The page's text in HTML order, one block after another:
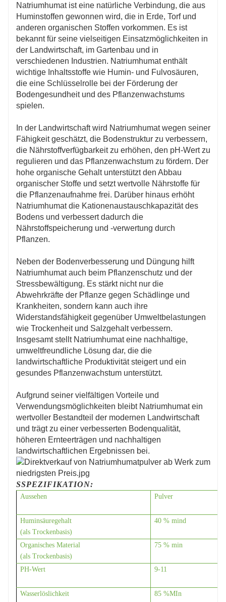
Kooperationsbeziehungen zwischen
Industrie, Universität und Forschung mit
dem Nanjing Institute of Soil Science, der
Chinesischen Akademie der
Wissenschaften, der Chinesischen
Akademie der Agrarwissenschaften, der
Zhejiang Academy of Agricultural Sciences
usw. aufgebaut.
Natriumhumat ist eine natürliche Verbindung, die aus
Huminstoffen gewonnen wird, die in Erde, Torf und
anderen organischen Stoffen vorkommen. Es ist
bekannt für seine vielseitigen Einsatzmöglichkeiten in
der Landwirtschaft, im Gartenbau und in
verschiedenen Industrien. Natriumhumat enthält
wichtige Inhaltsstoffe wie Humin- und Fulvosäuren,
die eine Schlüsselrolle bei der Förderung der
Bodengesundheit und des Pflanzenwachstums
spielen.
In der Landwirtschaft wird Natriumhumat wegen seiner
Fähigkeit geschätzt, die Bodenstruktur zu verbessern,
die Nährstoffverfügbarkeit zu erhöhen, den pH-Wert zu
regulieren und das Pflanzenwachstum zu fördern. Der
hohe organische Gehalt unterstützt den Abbau
organischer Stoffe und setzt wertvolle Nährstoffe für
die Pflanzenaufnahme frei. Darüber hinaus erhöht
Natriumhumat die Kationenaustauschkapazität des
Bodens und verbessert dadurch die
Nährstoffspeicherung und -verwertung durch
Pflanzen.
Neben der Bodenverbesserung und Düngung hilft
Natriumhumat auch beim Pflanzenschutz und der
Stressbewältigung. Es stärkt nicht nur die
Abwehrkräfte der Pflanze gegen Schädlinge und
Krankheiten, sondern kann auch ihre
Widerstandsfähigkeit gegenüber Umweltbelastungen
wie Trockenheit und Salzgehalt verbessern.
Insgesamt stellt Natriumhumat eine nachhaltige,
umweltfreundliche Lösung dar, die die
landwirtschaftliche Produktivität steigert und ein
gesundes Pflanzenwachstum unterstützt.
Aufgrund seiner vielfältigen Vorteile und
Verwendungsmöglichkeiten bleibt Natriumhumat ein
wertvoller Bestandteil der modernen Landwirtschaft
und trägt zu einer verbesserten Bodenqualität,
höheren Ernteerträgen und nachhaltigen
landwirtschaftlichen Ergebnissen bei.
SSPEZIFIKATION:
Aussehen Pulver
Huminsäuregehalt
(als Trockenbasis)
40 % mind
Organisches Material
(als Trockenbasis)
75 % min
PH-Wert 9-11
Wasserlöslichkeit 85 %MIn